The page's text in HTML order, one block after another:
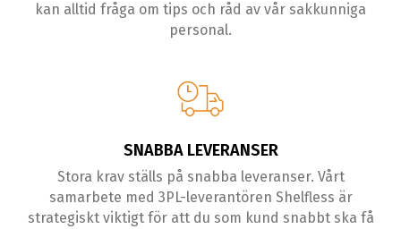
kan alltid fråga om tips och råd av vår sakkunniga
personal.
SNABBA LEVERANSER
Stora krav ställs på snabba leveranser. Vårt
samarbete med 3PL-leverantören Shelfless är
strategiskt viktigt för att du som kund snabbt ska få